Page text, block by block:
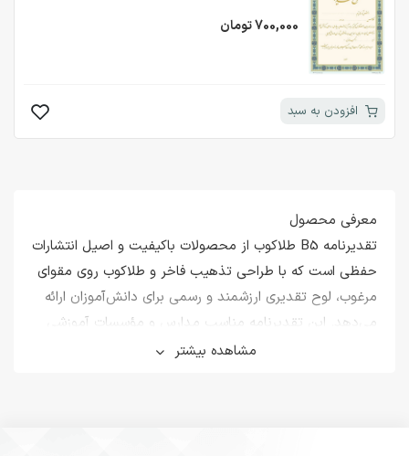
700,000 تومان
افزودن به سبد
معرفی محصول
تقدیرنامه B5 طلاکوب از محصولات باکیفیت و اصیل انتشارات
حفظی است که با طراحی تذهیب فاخر و طلاکوب روی مقوای
مرغوب، لوح تقدیری ارزشمند و رسمی برای دانش‌آموزان ارائه
می‌دهد. این تقدیرنامه مناسب مدارس و مؤسسات آموزشی
است که به دنبال محصولی با طراحی فاخر و متناسب با روحیه
مشاهده بیشتر